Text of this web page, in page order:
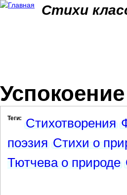
Стихи
Успокоение
Теги: Стихотворения
поэзия Стихи о
Тютчева о природе